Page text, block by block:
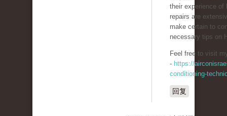
their experience of
repairs are
make certain to
necessary tips on
- https://
conditioning-
回复